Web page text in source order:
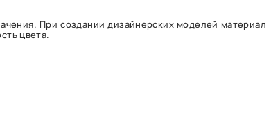
При создании дизайнерских моделей материал
цвета.